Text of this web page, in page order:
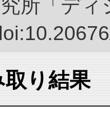
所「デ
り結果